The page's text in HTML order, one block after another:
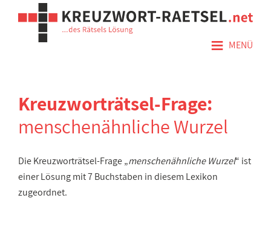
≡ MENÜ
Kreuzworträtsel-Frage:
menschenähnliche Wurzel
Die Kreuzworträtsel-Frage „menschenähnliche Wurzel“ ist
einer Lösung mit 7 Buchstaben in diesem Lexikon
zugeordnet.